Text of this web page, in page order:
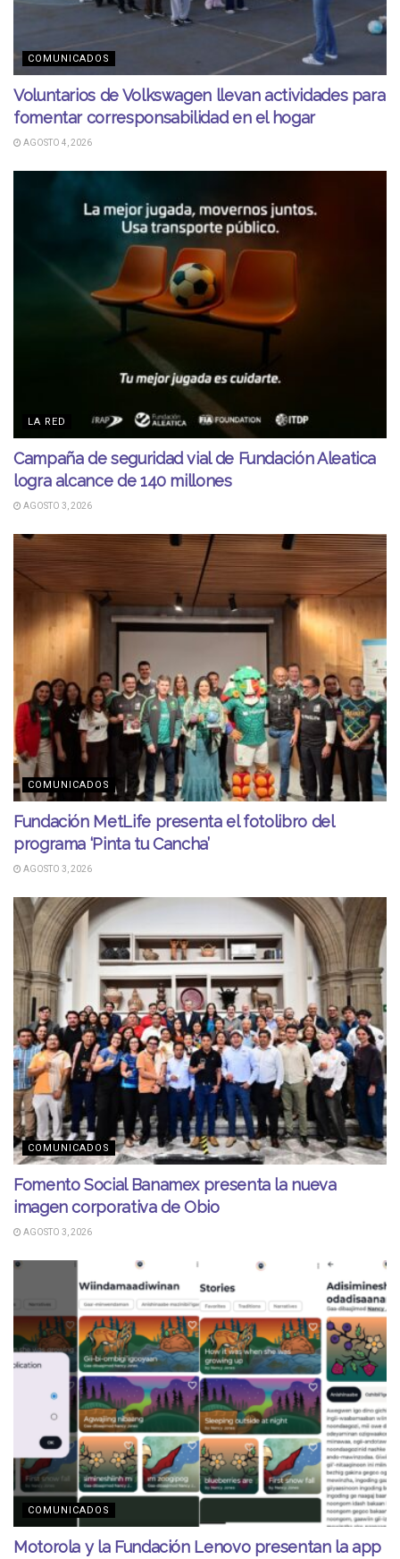
COMUNICADOS
Voluntarios de Volkswagen llevan actividades para
fomentar corresponsabilidad en el hogar
AGOSTO 4, 2026
LA RED
Campaña de seguridad vial de Fundación Aleatica
logra alcance de 140 millones
AGOSTO 3, 2026
COMUNICADOS
Fundación MetLife presenta el fotolibro del
programa ‘Pinta tu Cancha’
AGOSTO 3, 2026
COMUNICADOS
Fomento Social Banamex presenta la nueva
imagen corporativa de Obio
AGOSTO 3, 2026
COMUNICADOS
Motorola y la Fundación Lenovo presentan la app